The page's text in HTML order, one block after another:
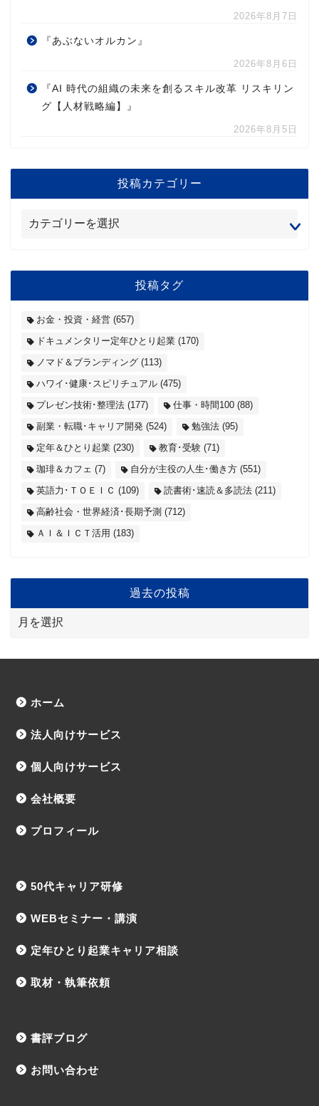
2026年8月7日
『あぶないオルカン』
2026年8月6日
『AI 時代の組織の未来を創るスキル改革 リスキリン
グ【人材戦略編】』
2026年8月5日
投稿カテゴリー
投稿タグ
お金・投資・経営 (657)
ドキュメンタリー定年ひとり起業 (170)
ノマド＆ブランディング (113)
ハワイ･健康･スピリチュアル (475)
プレゼン技術･整理法 (177) 仕事・時間100 (88)
副業・転職･キャリア開発 (524) 勉強法 (95)
定年＆ひとり起業 (230) 教育･受験 (71)
珈琲＆カフェ (7) 自分が主役の人生･働き方 (551)
英語力･ＴＯＥＩＣ (109) 読書術･速読＆多読法 (211)
高齢社会・世界経済･長期予測 (712)
ＡＩ＆ＩＣＴ活用 (183)
過去の投稿
ホーム
法人向けサービス
個人向けサービス
会社概要
プロフィール
50代キャリア研修
WEBセミナー・講演
定年ひとり起業キャリア相談
取材・執筆依頼
書評ブログ
お問い合わせ